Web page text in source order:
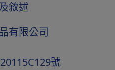
敘述
有限公司
號